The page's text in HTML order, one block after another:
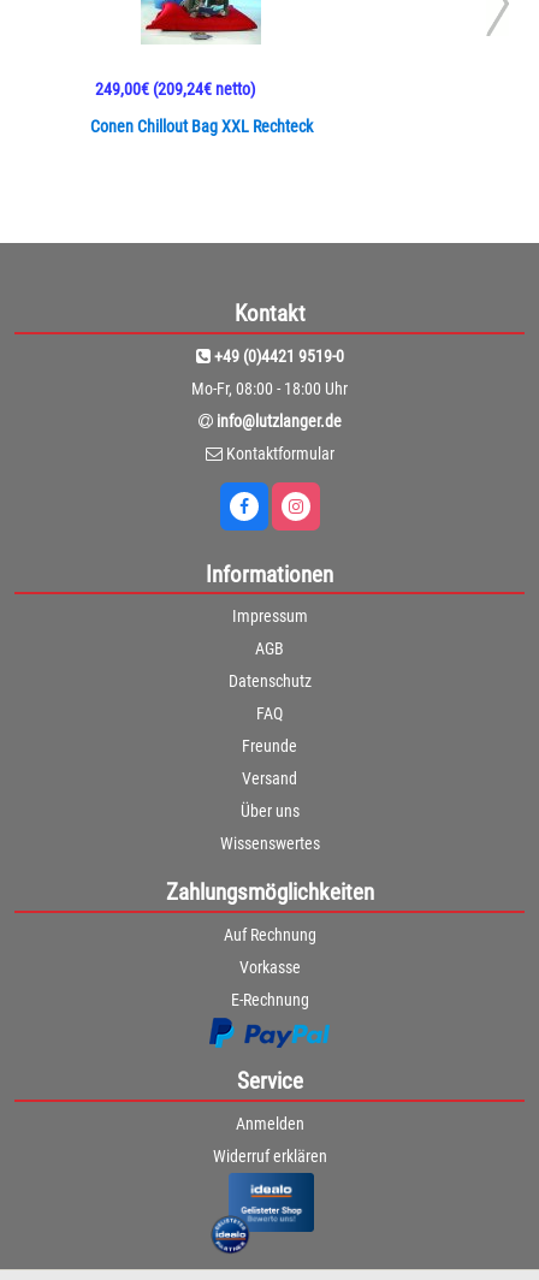
Conen Chillout Bag XXL Rechteck
249,00€(209,24€ netto)
Kontakt
+49 (0)4421 9519-0
Mo-Fr, 08:00 - 18:00 Uhr
info@lutzlanger.de
Kontaktformular
Informationen
Impressum
AGB
Datenschutz
FAQ
Freunde
Versand
Über uns
Wissenswertes
Zahlungsmöglichkeiten
Auf Rechnung
Vorkasse
E-Rechnung
Service
Anmelden
Widerruf erklären